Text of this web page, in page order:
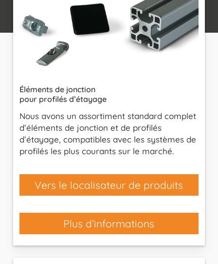
Éléments de jonction
pour profilés d’étayage
Nous avons un assortiment standard complet
d’éléments de jonction et de profilés
d’étayage, compatibles avec les systèmes de
profilés les plus courants sur le marché.
Vers le localisateur de produits
Plus d’informations